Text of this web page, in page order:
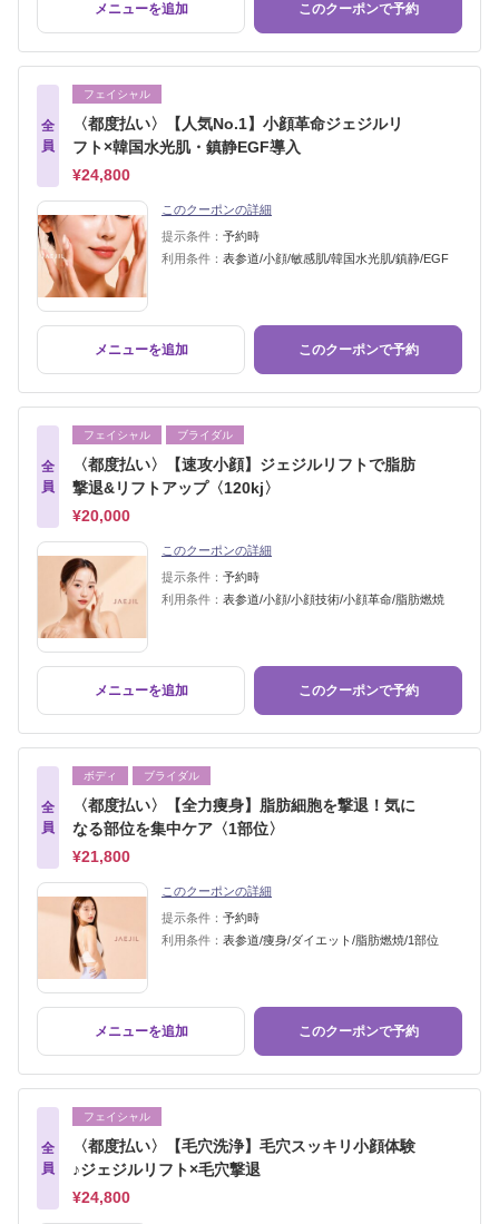
メニューを追加 このクーポンで予約
全
員
フェイシャル
〈都度払い〉【人気No.1】小顔革命ジェジルリ
フト×韓国水光肌・鎮静EGF導入
¥24,800
このクーポンの詳細
提示条件： 予約時
利用条件： 表参道/小顔/敏感肌/韓国水光肌/鎮静/EGF
メニューを追加 このクーポンで予約
全
員
フェイシャル ブライダル
〈都度払い〉【速攻小顔】ジェジルリフトで脂肪
撃退&リフトアップ〈120kj〉
¥20,000
このクーポンの詳細
提示条件： 予約時
利用条件： 表参道/小顔/小顔技術/小顔革命/脂肪燃焼
メニューを追加 このクーポンで予約
全
員
ボディ ブライダル
〈都度払い〉【全力痩身】脂肪細胞を撃退！気に
なる部位を集中ケア〈1部位〉
¥21,800
このクーポンの詳細
提示条件： 予約時
利用条件： 表参道/痩身/ダイエット/脂肪燃焼/1部位
メニューを追加 このクーポンで予約
全
員
フェイシャル
〈都度払い〉【毛穴洗浄】毛穴スッキリ小顔体験
♪ジェジルリフト×毛穴撃退
¥24,800